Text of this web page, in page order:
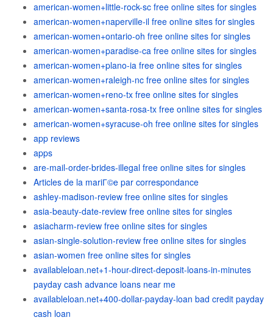
american-women+little-rock-sc free online sites for singles
american-women+naperville-il free online sites for singles
american-women+ontario-oh free online sites for singles
american-women+paradise-ca free online sites for singles
american-women+plano-ia free online sites for singles
american-women+raleigh-nc free online sites for singles
american-women+reno-tx free online sites for singles
american-women+santa-rosa-tx free online sites for singles
american-women+syracuse-oh free online sites for singles
app reviews
apps
are-mail-order-brides-illegal free online sites for singles
Articles de la mariГ©e par correspondance
ashley-madison-review free online sites for singles
asia-beauty-date-review free online sites for singles
asiacharm-review free online sites for singles
asian-single-solution-review free online sites for singles
asian-women free online sites for singles
availableloan.net+1-hour-direct-deposit-loans-in-minutes
payday cash advance loans near me
availableloan.net+400-dollar-payday-loan bad credit payday
cash loan